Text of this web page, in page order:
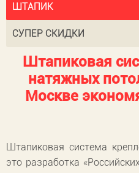
ШТАПИК
СУПЕР СКИДКИ
Штапиковая
натяжных
Москве
Штапиковая система
это разработка